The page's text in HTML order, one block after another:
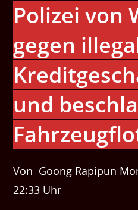
Polizei von
gegen
und
Von Goong Rapipun
22:33 Uhr